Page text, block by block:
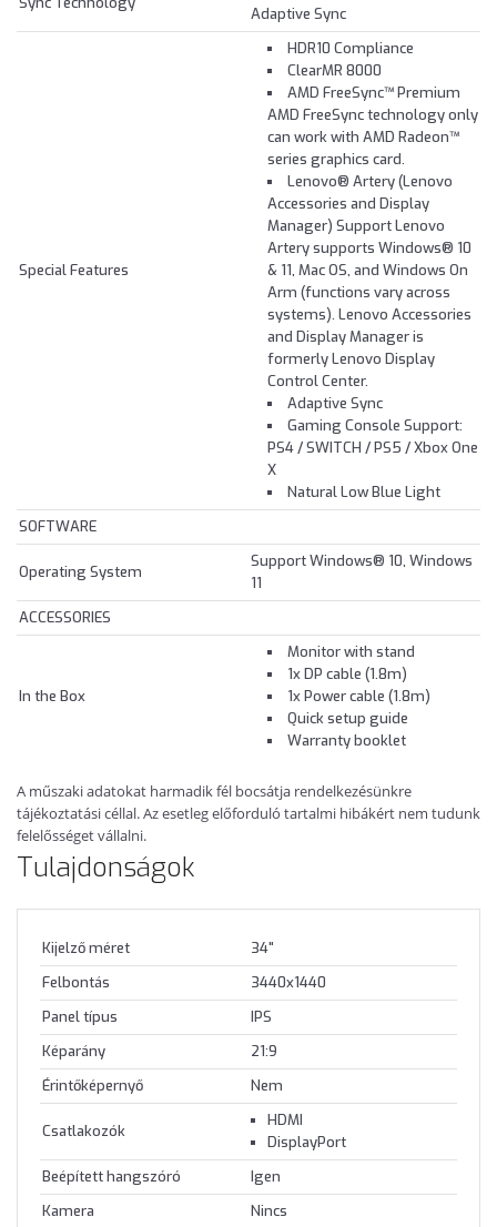
Adaptive Sync
Special Features
HDR10 Compliance
ClearMR 8000
AMD FreeSync™ Premium
AMD FreeSync technology only
can work with AMD Radeon™
series graphics card.
Lenovo® Artery (Lenovo
Accessories and Display
Manager) Support Lenovo
Artery supports Windows® 10
& 11, Mac OS, and Windows On
Arm (functions vary across
systems). Lenovo Accessories
and Display Manager is
formerly Lenovo Display
Control Center.
Adaptive Sync
Gaming Console Support:
PS4 / SWITCH / PS5 / Xbox One
X
Natural Low Blue Light
SOFTWARE
Operating System
Support Windows® 10, Windows
11
ACCESSORIES
In the Box
Monitor with stand
1x DP cable (1.8m)
1x Power cable (1.8m)
Quick setup guide
Warranty booklet
A műszaki adatokat harmadik fél bocsátja rendelkezésünkre
tájékoztatási céllal. Az esetleg előforduló tartalmi hibákért nem tudunk
felelősséget vállalni.
Tulajdonságok
Kijelző méret
34"
Felbontás
3440x1440
Panel típus
IPS
Képarány
21:9
Érintőképernyő
Nem
Csatlakozók
HDMI
DisplayPort
Beépített hangszóró
Igen
Kamera
Nincs